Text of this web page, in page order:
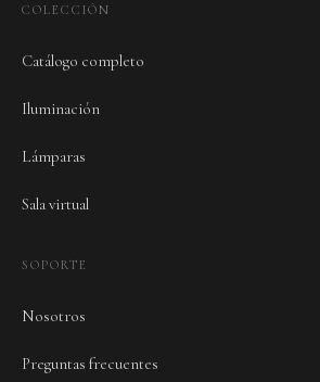
COLECCIÓN
Catálogo completo
Iluminación
Lámparas
Sala virtual
SOPORTE
Nosotros
Preguntas frecuentes